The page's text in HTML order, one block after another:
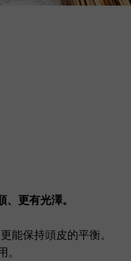
更有光澤。
能保持頭皮的平衡。
。